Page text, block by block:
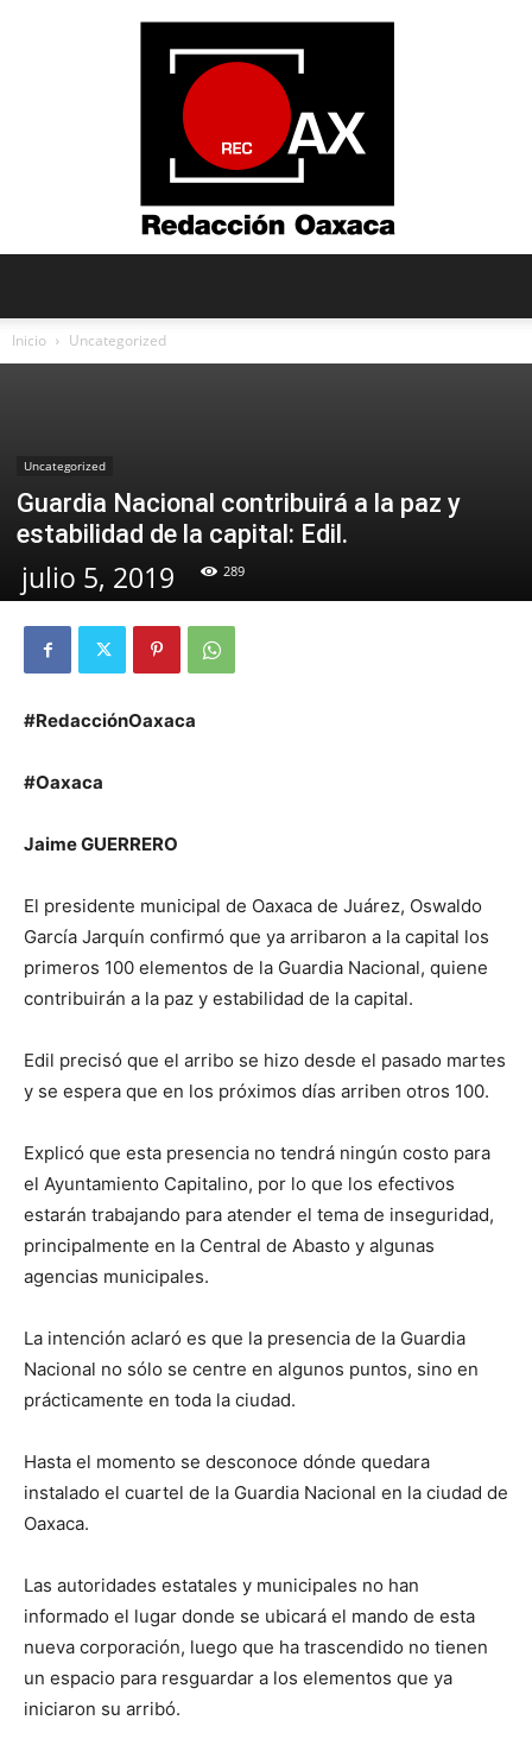
Inicio Uncategorized
Uncategorized
Guardia Nacional contribuirá a la paz y
estabilidad de la capital: Edil.
julio 5, 2019 289
#RedacciónOaxaca
#Oaxaca
Jaime GUERRERO
El presidente municipal de Oaxaca de Juárez, Oswaldo
García Jarquín confirmó que ya arribaron a la capital los
primeros 100 elementos de la Guardia Nacional, quiene
contribuirán a la paz y estabilidad de la capital.
Edil precisó que el arribo se hizo desde el pasado martes
y se espera que en los próximos días arriben otros 100.
Explicó que esta presencia no tendrá ningún costo para
el Ayuntamiento Capitalino, por lo que los efectivos
estarán trabajando para atender el tema de inseguridad,
principalmente en la Central de Abasto y algunas
agencias municipales.
La intención aclaró es que la presencia de la Guardia
Nacional no sólo se centre en algunos puntos, sino en
prácticamente en toda la ciudad.
Hasta el momento se desconoce dónde quedara
instalado el cuartel de la Guardia Nacional en la ciudad de
Oaxaca.
Las autoridades estatales y municipales no han
informado el lugar donde se ubicará el mando de esta
nueva corporación, luego que ha trascendido no tienen
un espacio para resguardar a los elementos que ya
iniciaron su arribó.